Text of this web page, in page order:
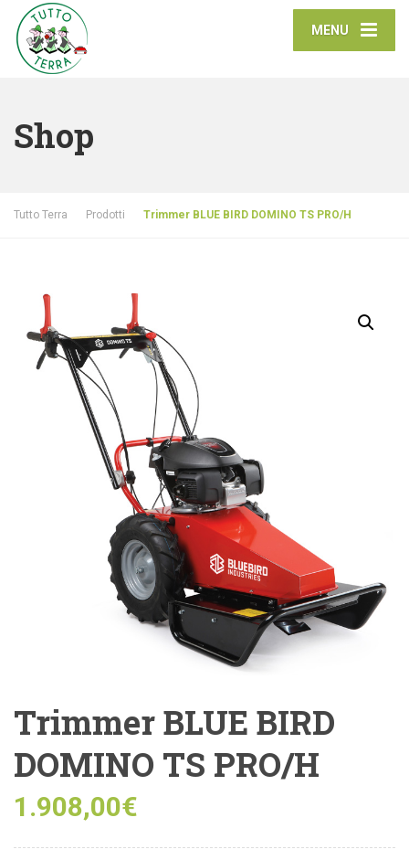
MENU
Shop
Tutto Terra Prodotti Trimmer BLUE BIRD DOMINO TS PRO/H
Trimmer BLUE BIRD
DOMINO TS PRO/H
1.908,00€